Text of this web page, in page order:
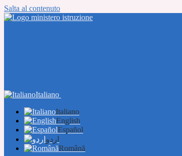
Salta al contenuto
Italiano
Italiano
English
Español
اردو
Română